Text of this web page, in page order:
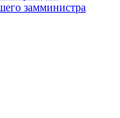
замминистра